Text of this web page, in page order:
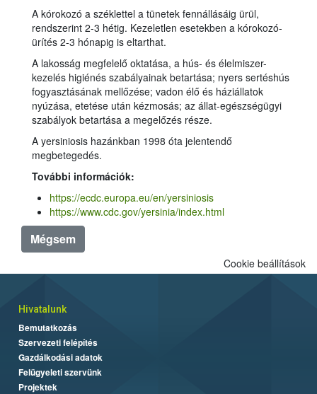
A kórokozó a széklettel a tünetek fennállásáig ürül,
rendszerint 2-3 hétig. Kezeletlen esetekben a kórokozó-
ürítés 2-3 hónapig is eltarthat.
A lakosság megfelelő oktatása, a hús- és élelmiszer-
kezelés higiénés szabályainak betartása; nyers sertéshús
fogyasztásának mellőzése; vadon élő és háziállatok
nyúzása, etetése után kézmosás; az állat-egészségügyi
szabályok betartása a megelőzés része.
A yersiniosis hazánkban 1998 óta jelentendő
megbetegedés.
További információk:
https://ecdc.europa.eu/en/yersiniosis
https://www.cdc.gov/yersinia/index.html
Mégsem
Cookie beállítások
Hivatalunk
Bemutatkozás
Szervezeti felépítés
Gazdálkodási adatok
Felügyeleti szervünk
Projektek